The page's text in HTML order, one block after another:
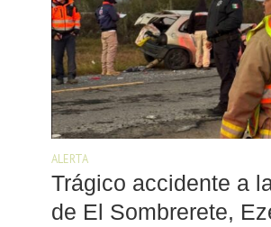
ALERTA
Trágico accidente a
de El Sombrerete,